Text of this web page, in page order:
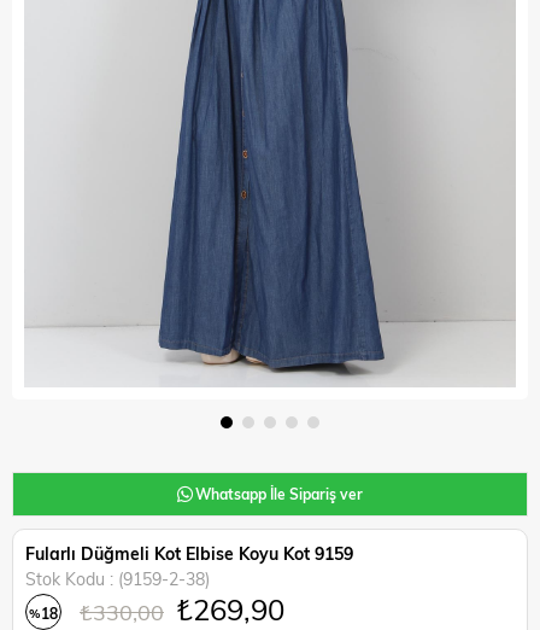
Whatsapp İle Sipariş ver
Fularlı Düğmeli Kot Elbise Koyu Kot 9159
Stok Kodu
(9159-2-38)
%18 ₺330,00 ₺269,90